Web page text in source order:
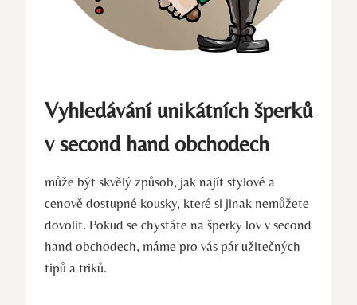
Vyhledávání unikátních šperků
v second hand obchodech
může být skvělý způsob, jak najít stylové a
cenově dostupné kousky, které si jinak nemůžete
dovolit. Pokud se chystáte na šperky lov v second
hand obchodech, máme pro vás pár užitečných
tipů a triků.